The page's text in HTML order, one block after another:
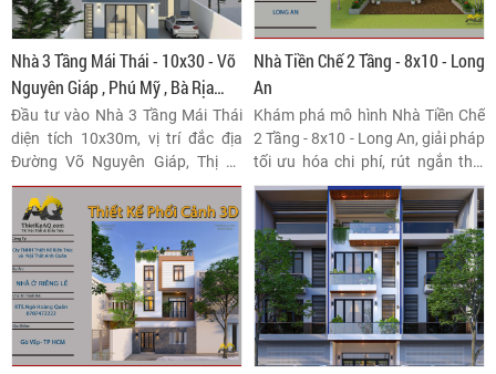
Nhà 3 Tầng Mái Thái - 10x30 - Võ
Nguyên Giáp , Phú Mỹ , Bà Rịa
Vũng Tàu
Đầu tư vào Nhà 3 Tầng Mái Thái
diện tích 10x30m, vị trí đắc địa
Đường Võ Nguyên Giáp, Thị xã
Phú Mỹ, Bà Rịa Vũng Tàu. Thiết kế
sang trọng, tiềm năng sinh lời
vượt trội.
Nhà Tiền Chế 2 Tầng - 8x10 - Long
An
Khám phá mô hình Nhà Tiền Chế
2 Tầng - 8x10 - Long An, giải pháp
tối ưu hóa chi phí, rút ngắn thời
gian thi công mà vẫn đảm bảo độ
bền vững và thẩm mỹ. Thiết kế
160m² linh hoạt cho mọi nhu cầu
sử dụng tại vùng đất năng động
Long An.